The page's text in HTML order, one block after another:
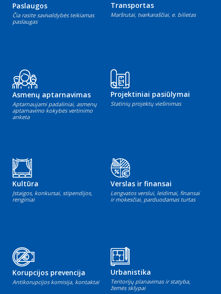
Paslaugos
Čia rasite savivaldybės teikiamas
paslaugas
Transportas
Maršrutai, tvarkaraščiai, e. bilietas
Asmenų aptarnavimas
Aptarnaujami padaliniai, asmenų
aptarnavimo kokybės vertinimo
anketa
Projektiniai pasiūlymai
Statinių projektų viešinimas
Kultūra
Įstaigos, konkursai, stipendijos,
renginiai
Verslas ir finansai
Lengvatos verslui, leidimai, finansai
ir mokesčiai, parduodamas turtas
Korupcijos prevencija
Antikorupcijos komisija, kontaktai
Urbanistika
Teritorijų planavimas ir statyba,
žemės sklypai